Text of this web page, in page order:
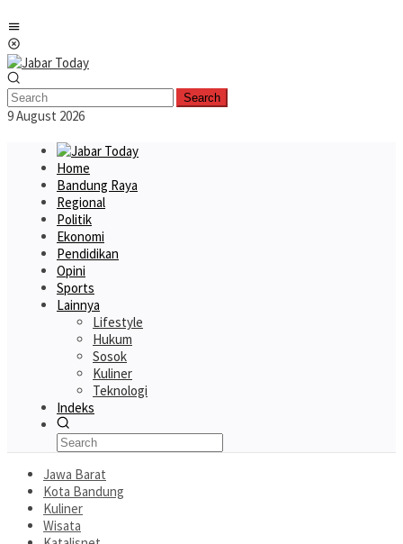
to
content
Search
9 August 2026
Home
Bandung Raya
Regional
Politik
Ekonomi
Pendidikan
Opini
Sports
Lainnya
Lifestyle
Hukum
Sosok
Kuliner
Teknologi
Indeks
Jawa Barat
Kota Bandung
Kuliner
Wisata